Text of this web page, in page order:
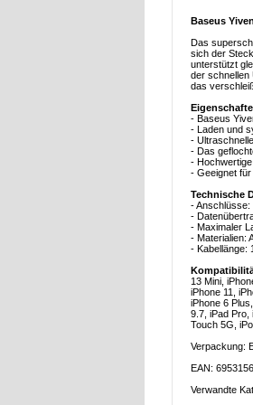
Baseus
Das
sich der
unterstützt
der schnellen
das
- Baseus
- Laden und
-
- Das
-
- Geeignet
Technische
- Anschlüsse:
-
- Maximaler
- Materialien:
- Kabellänge:
13 Mini,
iPhone 11,
iPhone 6
9.7, iPad Pro,
Touch 5G,
Verpackung:
EAN:
Verwandte